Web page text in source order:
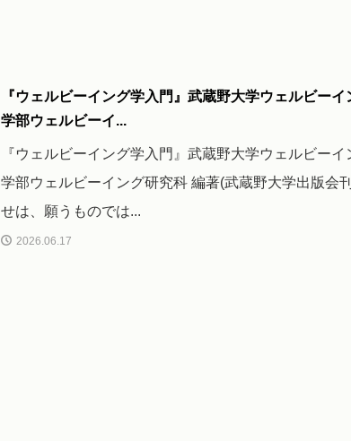
『ウェルビーイング学入門』武蔵野大学ウェルビーイ
学部ウェルビーイ...
『ウェルビーイング学入門』武蔵野大学ウェルビーイ
学部ウェルビーイング研究科 編著(武蔵野大学出版会
せは、願うものでは...
2026.06.17